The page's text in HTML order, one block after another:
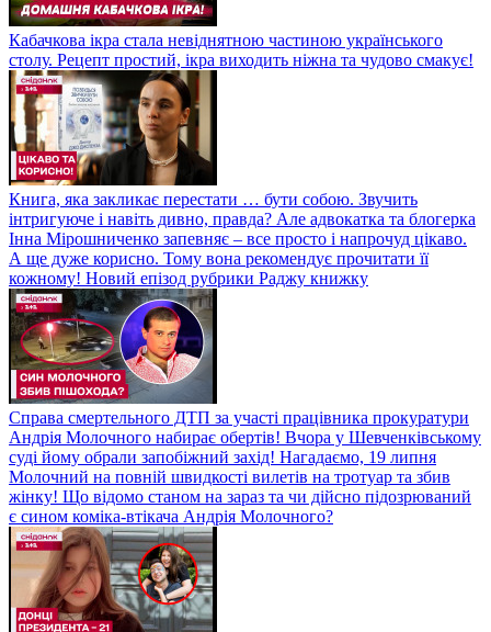
Кабачкова ікра стала невіднятною частиною українського
столу. Рецепт простий, ікра виходить ніжна та чудово смакує!
Книга, яка закликає перестати … бути собою. Звучить
інтригуюче і навіть дивно, правда? Але адвокатка та блогерка
Інна Мірошниченко запевняє – все просто і напрочуд цікаво.
А ще дуже корисно. Тому вона рекомендує прочитати її
кожному! Новий епізод рубрики Раджу книжку
Справа смертельного ДТП за участі працівника прокуратури
Андрія Молочного набирає обертів! Вчора у Шевченківському
суді йому обрали запобіжний захід! Нагадаємо, 19 липня
Молочний на повній швидкості вилетів на тротуар та збив
жінку! Що відомо станом на зараз та чи дійсно підозрюваний
є сином коміка-втікача Андрія Молочного?